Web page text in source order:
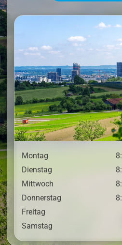
Montag
Dienstag
Mittwoch
Donnerstag
Freitag
Samstag